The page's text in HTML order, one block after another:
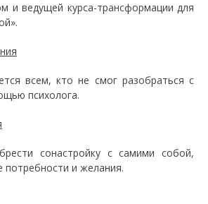
и ведущей курса-трансформации для
всем, кто не смог разобраться с
психолога.
сонастройку с самими собой,
потребности и желания.